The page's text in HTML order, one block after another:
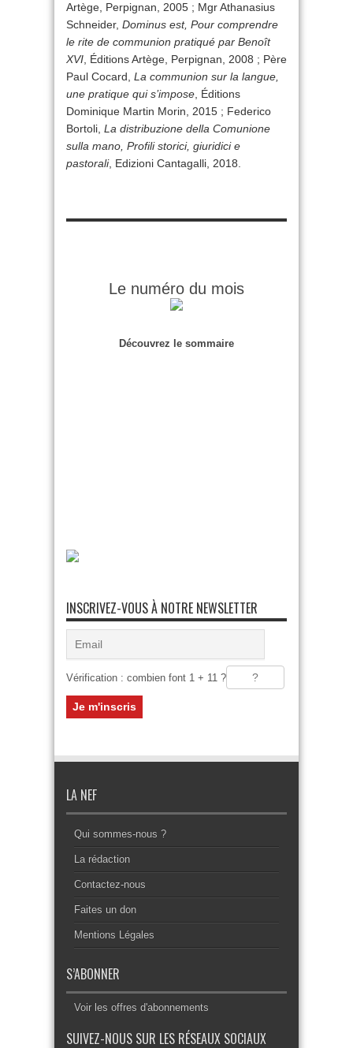
Artège, Perpignan, 2005 ; Mgr Athanasius
Schneider, Dominus est, Pour comprendre
le rite de communion pratiqué par Benoît
XVI , Éditions Artège, Perpignan, 2008 ; Père
Paul Cocard, La communion sur la langue,
une pratique qui s’impose , Éditions
Dominique Martin Morin, 2015 ; Federico
Bortoli, La distribuzione della Comunione
sulla mano, Profili storici, giuridici e
pastorali, Edizioni Cantagalli, 2018.
Le numéro du mois
Découvrez le sommaire
INSCRIVEZ-VOUS À NOTRE NEWSLETTER
Vérification : combien font 1 + 11 ?
LA NEF
Qui sommes-nous ?
La rédaction
Contactez-nous
Faites un don
Mentions Légales
S’ABONNER
Voir les offres d'abonnements
SUIVEZ-NOUS SUR LES RÉSEAUX SOCIAUX